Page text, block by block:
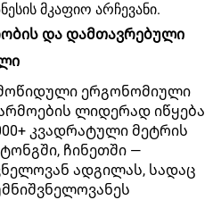
მკაფიო არჩევანი.
და დამთავრებული
ერგონომიული
ლიდერად იწყება
კვადრატული მეტრის
ჩინეთში —
ადგილას, სადაც